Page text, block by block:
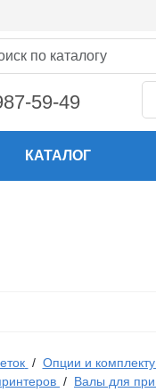
59-49
КАТАЛОГ
/ Опции и
/ Валы для